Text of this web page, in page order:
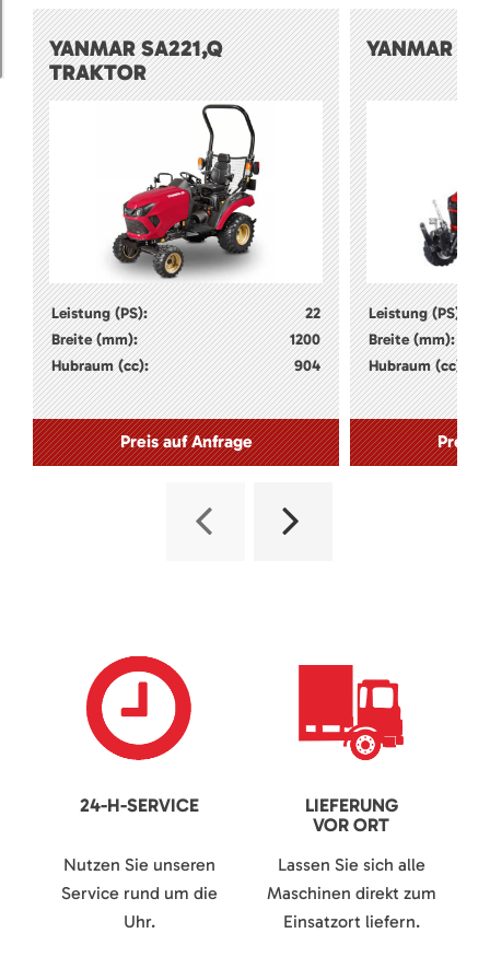
YANMAR SA221,Q
TRAKTOR
Leistung (PS):
22
Breite (mm):
1200
Hubraum (cc):
904
Preis auf Anfrage
YANMAR
Leistung (PS):
Breite (mm):
Hubraum (cc):
Preis
24-H-SERVICE
Nutzen Sie unseren
Service rund um die
Uhr.
LIEFERUNG
VOR ORT
Lassen Sie sich alle
Maschinen direkt zum
Einsatzort liefern.